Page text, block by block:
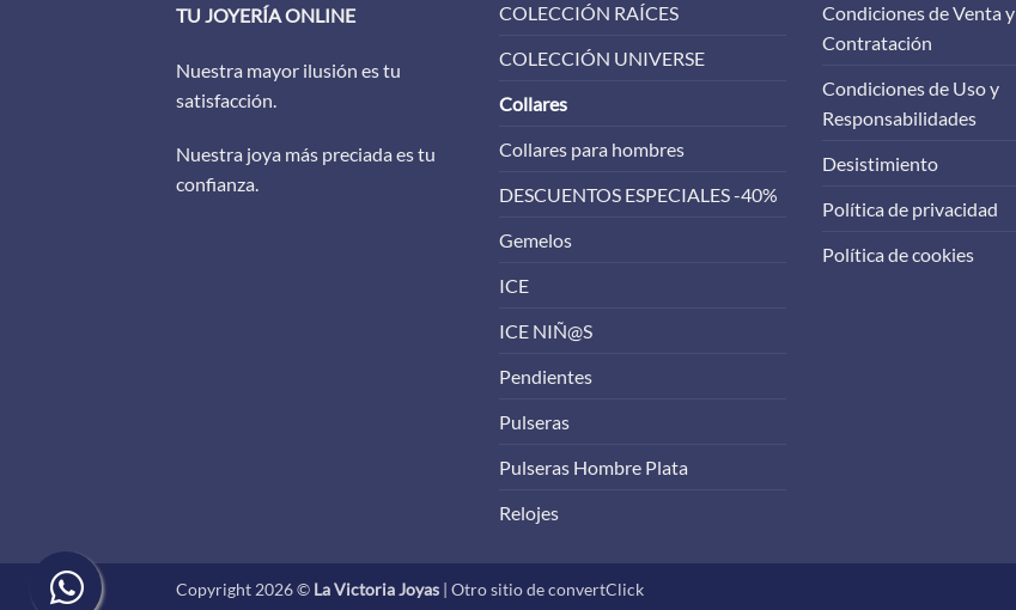
TU JOYERÍA ONLINE
Nuestra mayor ilusión es tu
satisfacción.
Nuestra joya más preciada es tu
confianza.
COLECCIÓN RAÍCES
COLECCIÓN UNIVERSE
Collares
Collares para hombres
DESCUENTOS ESPECIALES -40%
Gemelos
ICE
ICE NIÑ@S
Pendientes
Pulseras
Pulseras Hombre Plata
Relojes
Condiciones de Venta y
Contratación
Condiciones de Uso y
Responsabilidades
Desistimiento
Política de privacidad
Política de cookies
Copyright 2026 © La Victoria Joyas | Otro sitio deconvertClick